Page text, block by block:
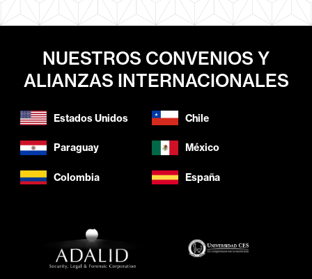
NUESTROS CONVENIOS Y
ALIANZAS INTERNACIONALES
Estados Unidos Chile
Paraguay México
Colombia España